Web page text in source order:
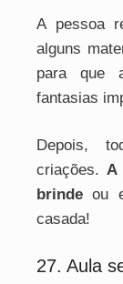
A pessoa
alguns
para que
fantasias
Depois,
criações.A
brinde ou
casada!
27. Aula